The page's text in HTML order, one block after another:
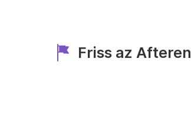
Friss az Afteren